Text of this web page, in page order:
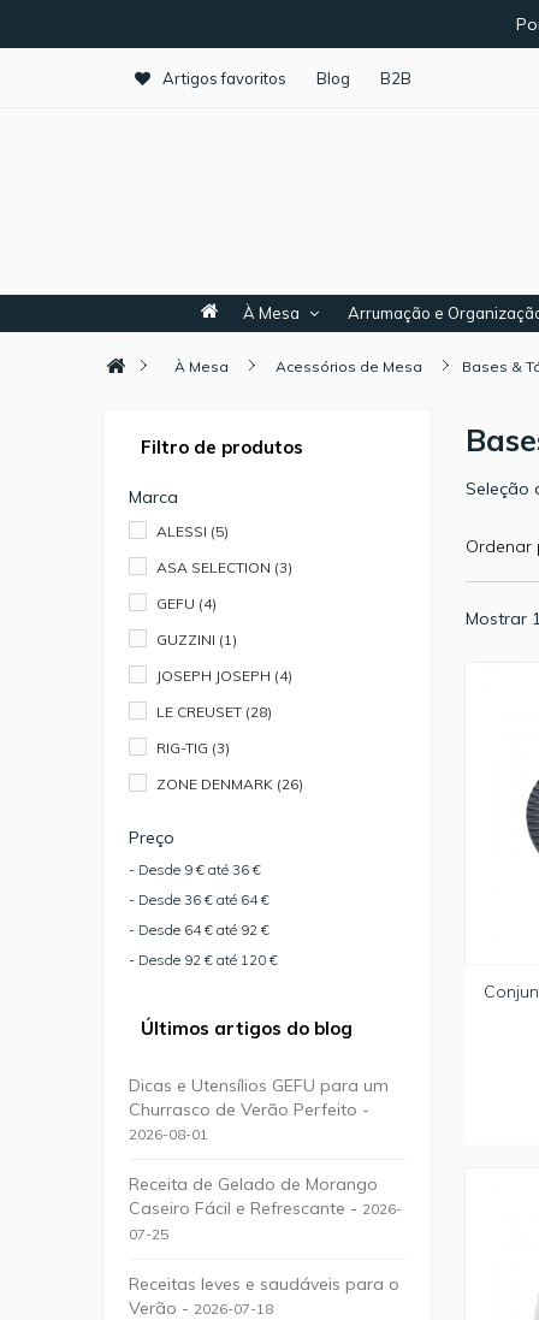
Artigos favoritos Blog B2B
À Mesa Arrumação e
À Mesa Acessórios de Mesa Bases &
Filtro de produtos
Marca
ALESSI (5)
ASA SELECTION (3)
GEFU (4)
GUZZINI (1)
JOSEPH JOSEPH (4)
LE CREUSET (28)
RIG-TIG (3)
ZONE DENMARK (26)
Preço
- Desde 9 € até 36 €
- Desde 36 € até 64 €
- Desde 64 € até 92 €
- Desde 92 € até 120 €
Últimos artigos do blog
Dicas e Utensílios GEFU para um
Churrasco de Verão Perfeito -
2026-08-01
Receita de Gelado de Morango
Caseiro Fácil e Refrescante - 2026-
07-25
Receitas leves e saudáveis para o
Verão - 2026-07-18
Seleção
Ordenar
Mostrar